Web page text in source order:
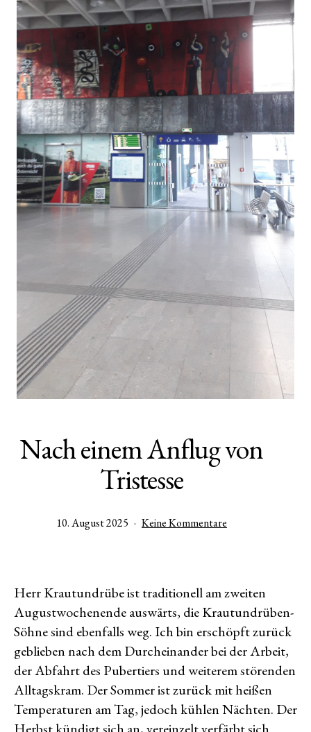
Nach einem Anflug von
Tristesse
Veröffentlicht
10. August 2025 Keine Kommentare
Tristesse
Herr Krautundrübe ist traditionell am zweiten
Augustwochenende auswärts, die Krautundrüben-
Söhne sind ebenfalls weg. Ich bin erschöpft zurück
geblieben nach dem Durcheinander bei der Arbeit,
der Abfahrt des Pubertiers und weiterem störenden
Alltagskram. Der Sommer ist zurück mit heißen
Temperaturen am Tag, jedoch kühlen Nächten. Der